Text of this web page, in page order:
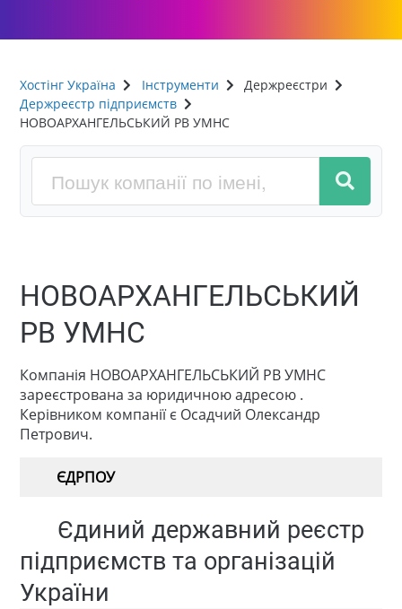
Хостінг Україна Інструменти
Держреєстри
Держреєстр підприємств
НОВОАРХАНГЕЛЬСЬКИЙ РВ УМНС
НОВОАРХАНГЕЛЬСЬКИЙ
РВ УМНС
Компанія НОВОАРХАНГЕЛЬСЬКИЙ РВ УМНС
зареєстрована за юридичною адресою .
Керівником компанії є Осадчий Олександр
Петрович.
ЄДРПОУ
Єдиний державний реєстр
підприємств та організацій
України